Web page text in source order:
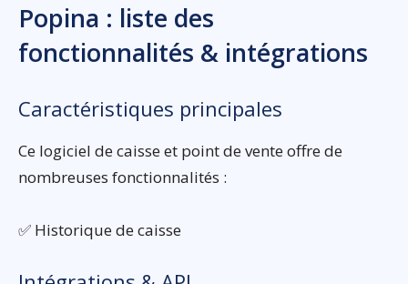
Popina : liste des
fonctionnalités & intégrations
Caractéristiques principales
Ce logiciel de caisse et point de vente offre de
nombreuses fonctionnalités :
✅ Historique de caisse